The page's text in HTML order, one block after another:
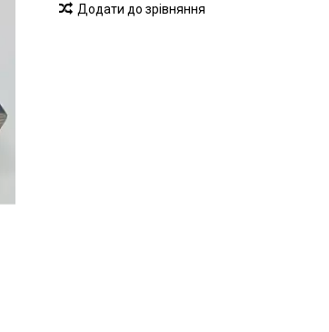
Додати до зрівняння